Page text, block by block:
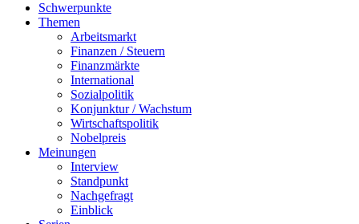
Schwerpunkte
Themen
Arbeitsmarkt
Finanzen / Steuern
Finanzmärkte
International
Sozialpolitik
Konjunktur / Wachstum
Wirtschaftspolitik
Nobelpreis
Meinungen
Interview
Standpunkt
Nachgefragt
Einblick